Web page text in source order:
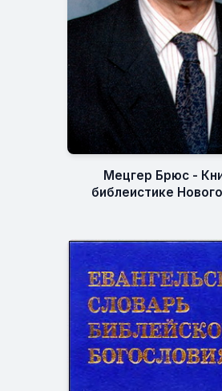
Мецгер Брюс -
библеистике